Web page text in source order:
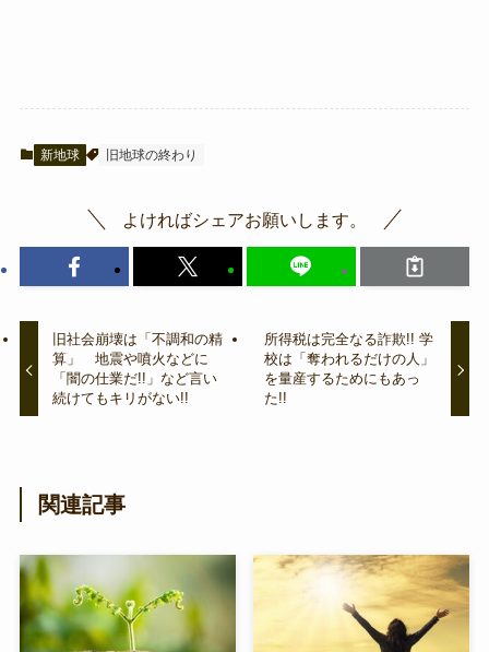
新地球 旧地球の終わり
よければシェアお願いします。
旧社会崩壊は「不調和の精
算」 地震や噴火などに
「闇の仕業だ!!」など言い
続けてもキリがない!!
所得税は完全なる詐欺!! 学
校は「奪われるだけの人」
を量産するためにもあっ
た!!
関連記事